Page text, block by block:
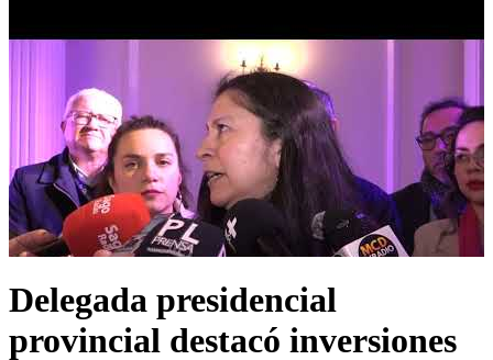
Delegada presidencial
provincial destacó inversiones